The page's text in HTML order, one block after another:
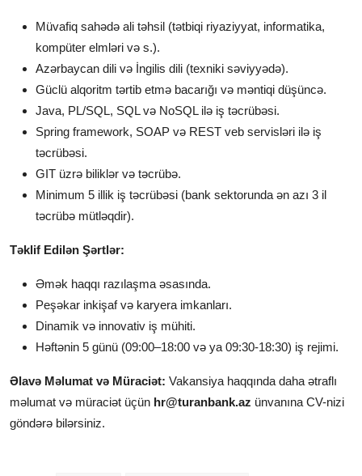
Müvafiq sahədə ali təhsil (tətbiqi riyaziyyat, informatika,
kompüter elmləri və s.).
Azərbaycan dili və İngilis dili (texniki səviyyədə).
Güclü alqoritm tərtib etmə bacarığı və məntiqi düşüncə.
Java, PL/SQL, SQL və NoSQL ilə iş təcrübəsi.
Spring framework, SOAP və REST veb servisləri ilə iş
təcrübəsi.
GIT üzrə biliklər və təcrübə.
Minimum 5 illik iş təcrübəsi (bank sektorunda ən azı 3 il
təcrübə mütləqdir).
Təklif Edilən Şərtlər:
Əmək haqqı razılaşma əsasında.
Peşəkar inkişaf və karyera imkanları.
Dinamik və innovativ iş mühiti.
Həftənin 5 günü (09:00–18:00 və ya 09:30-18:30) iş rejimi.
Əlavə Məlumat və Müraciət: Vakansiya haqqında daha ətraflı
məlumat və müraciət üçün hr@turanbank.az ünvanına CV-nizi
göndərə bilərsiniz.